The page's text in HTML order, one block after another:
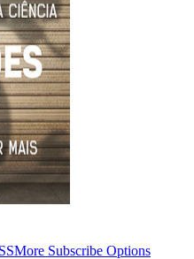
More Subscribe Options